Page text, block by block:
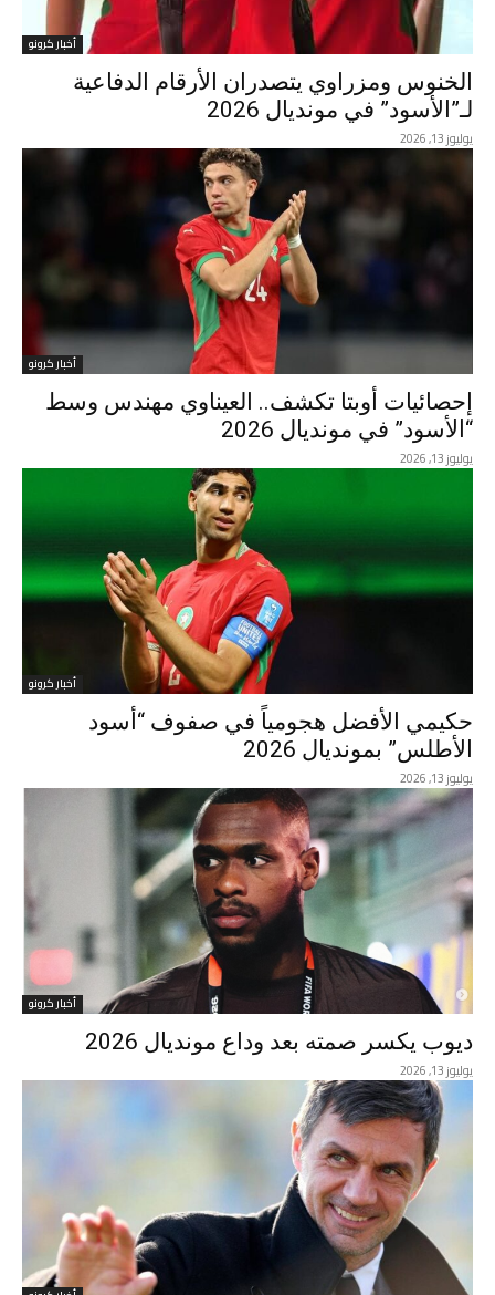
أخبار كرونو
الخنوس ومزراوي يتصدران الأرقام الدفاعية
لـ”الأسود” في مونديال 2026
يوليوز 13, 2026
أخبار كرونو
إحصائيات أوبتا تكشف.. العيناوي مهندس وسط
“الأسود” في مونديال 2026
يوليوز 13, 2026
أخبار كرونو
حكيمي الأفضل هجومياً في صفوف “أسود
الأطلس” بمونديال 2026
يوليوز 13, 2026
أخبار كرونو
ديوب يكسر صمته بعد وداع مونديال 2026
يوليوز 13, 2026